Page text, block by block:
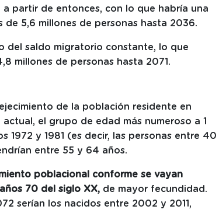
partir de entonces, con lo que habría una
5,6 millones de personas hasta 2036.
del saldo migratorio constante, lo que
millones de personas hasta 2071.
de la población residente en
el grupo de edad más numeroso a 1
1972 y 1981 (es decir, las personas entre 40
entre 55 y 64 años.
poblacional conforme se vayan
70 del siglo XX, de mayor fecundidad.
serían los nacidos entre 2002 y 2011,